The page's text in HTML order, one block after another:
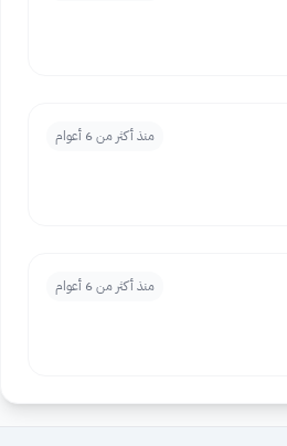
منذ أكثر من 6 أعوام
منذ أكثر من 6 أعوام